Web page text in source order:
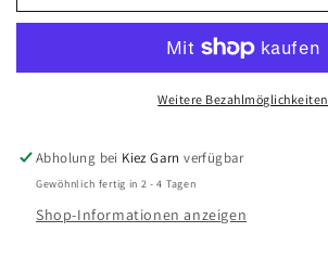
City
Suri
City
Suri
Silk
Weitere Bezahlmöglichkeiten
Abholung bei Kiez Garn verfügbar
Gewöhnlich fertig in 2 - 4 Tagen
Shop-Informationen anzeigen